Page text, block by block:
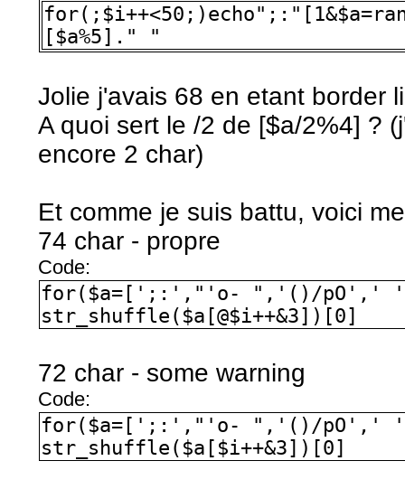
[$a%5]." "
Jolie j'avais 68 en etant border
A quoi sert le /2 de [$a/2%4] ?
encore 2 char)
Et comme je suis battu, voici
74 char - propre
Code:
for($a=[';:',"'o- ",'()/pO','
str_shuffle($a[@$i++&3])[0]
72 char - some warning
Code:
for($a=[';:',"'o- ",'()/pO','
str_shuffle($a[$i++&3])[0]